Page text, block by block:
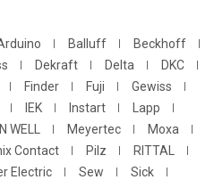
Balluff
Beckhoff
Dekraft Delta
DKC
Finder Fuji
Gewiss
IEK Instart
Lapp
WELL Meyertec
Moxa
Contact Pilz
RITTAL
Electric Sew
Sick